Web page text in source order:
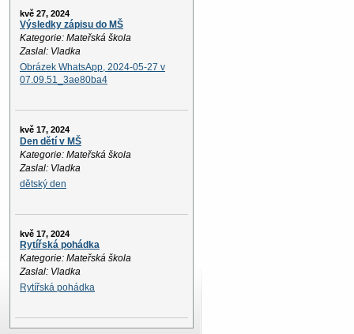
kvě 27, 2024
Výsledky zápisu do MŠ
Kategorie: Mateřská škola
Zaslal: Vladka
Obrázek WhatsApp, 2024-05-27 v
07.09.51_3ae80ba4
kvě 17, 2024
Den dětí v MŠ
Kategorie: Mateřská škola
Zaslal: Vladka
dětský den
kvě 17, 2024
Rytířská pohádka
Kategorie: Mateřská škola
Zaslal: Vladka
Rytířská pohádka